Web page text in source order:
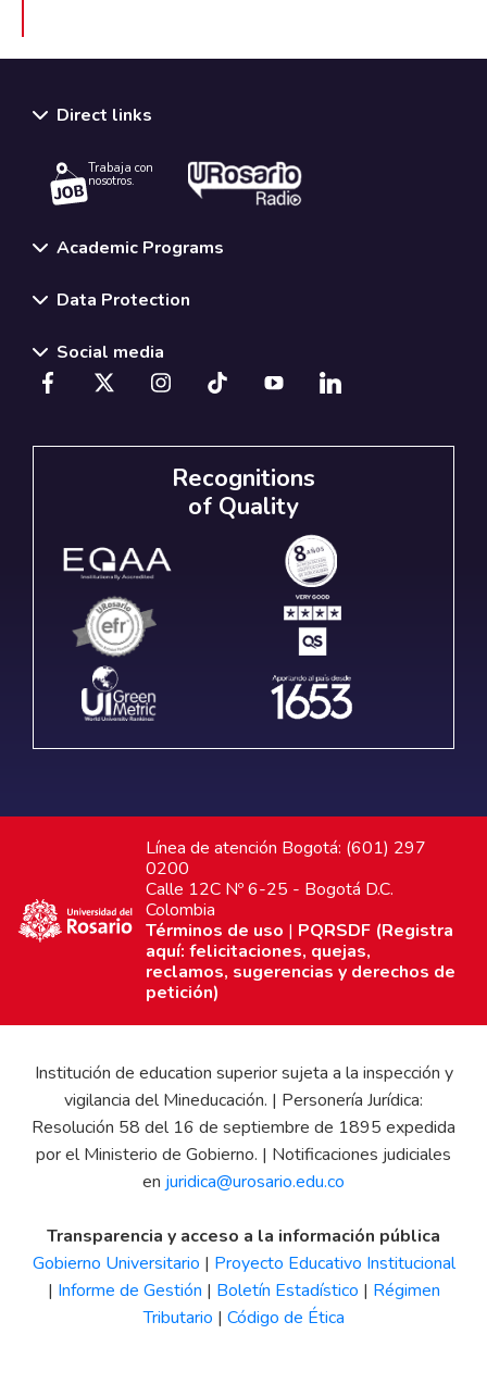
Direct links
Trabaja con
nosotros.
Academic Programs
Data Protection
Social media
Recognitions
of Quality
Línea de atención Bogotá: (601) 297
0200
Calle 12C Nº 6-25 - Bogotá D.C.
Colombia
Términos de uso | PQRSDF (Registra
aquí: felicitaciones, quejas,
reclamos, sugerencias y derechos de
petición)
Institución de education superior sujeta a la inspección y
vigilancia del Mineducación. | Personería Jurídica:
Resolución 58 del 16 de septiembre de 1895 expedida
por el Ministerio de Gobierno. | Notificaciones judiciales
en juridica@urosario.edu.co
Transparencia y acceso a la información pública
Gobierno Universitario | Proyecto Educativo Institucional
| Informe de Gestión | Boletín Estadístico | Régimen
Tributario | Código de Ética